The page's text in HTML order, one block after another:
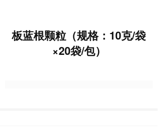
板蓝根颗粒（规格：10克/袋
×20袋/包）